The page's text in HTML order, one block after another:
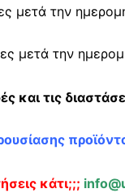
μετά την
μετά την
και τις
κάτι;;;